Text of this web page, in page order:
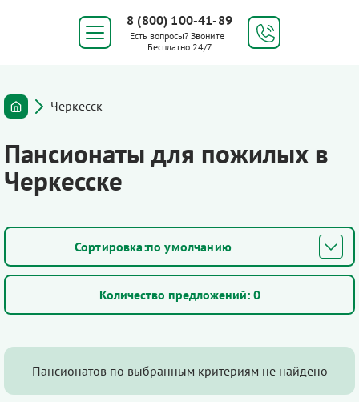
8 (800) 100-41-89
Есть вопросы? Звоните |
Бесплатно 24/7
Черкесск
Пансионаты для пожилых в
Черкесске
по умолчанию
Количество предложений: 0
Пансионатов по выбранным критериям не найдено